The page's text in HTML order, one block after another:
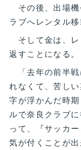
その後、出場機
ラブへレンタル移
そして金は、レ
返すことになる。
「去年の前半戦
れなくて、苦し
字が浮かんだ時
ルで奈良クラブ
って、『サッカ
気が付くことが